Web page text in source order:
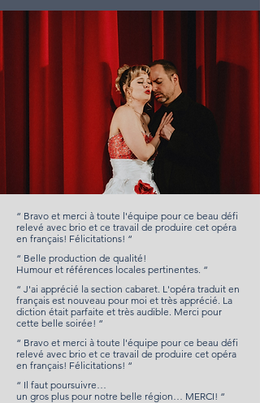
“ Bravo et merci à toute l'équipe pour ce beau défi
relevé avec brio et ce travail de produire cet opéra
en français! Félicitations! “
“ Belle production de qualité!
Humour et références locales pertinentes. “
“ J'ai apprécié la section cabaret. L'opéra traduit en
français est nouveau pour moi et très apprécié. La
diction était parfaite et très audible. Merci pour
cette belle soirée! “
“ Bravo et merci à toute l'équipe pour ce beau défi
relevé avec brio et ce travail de produire cet opéra
en français! Félicitations! “
“ Il faut poursuivre…
un gros plus pour notre belle région… MERCI! “